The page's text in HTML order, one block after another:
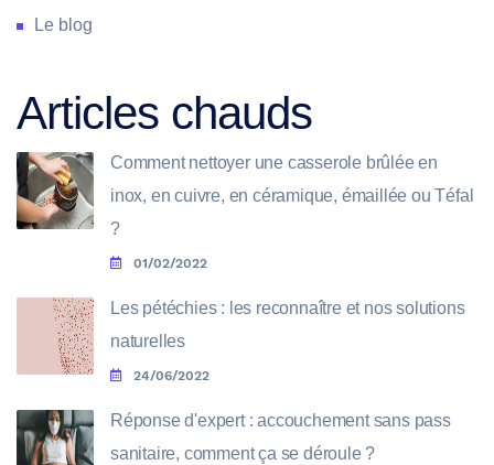
Le blog
Articles chauds
Comment nettoyer une casserole brûlée en
inox, en cuivre, en céramique, émaillée ou Téfal
?
01/02/2022
Les pétéchies : les reconnaître et nos solutions
naturelles
24/06/2022
Réponse d'expert : accouchement sans pass
sanitaire, comment ça se déroule ?